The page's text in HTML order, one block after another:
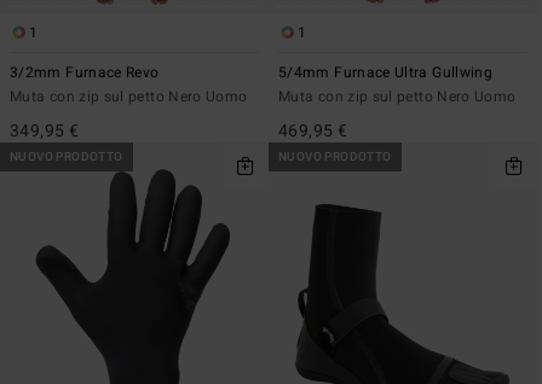
1
3/2mm Furnace Revo
Muta con zip sul petto Nero Uomo
349,95 €
1
5/4mm Furnace Ultra Gullwing
Muta con zip sul petto Nero Uomo
469,95 €
NUOVO PRODOTTO NUOVO PRODOTTO